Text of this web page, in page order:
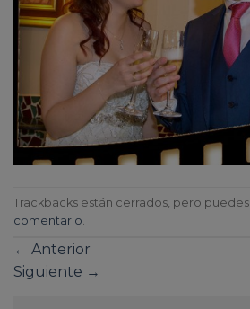
Trackbacks están cerrados, pero puedes
comentario
← Anterior
Siguiente →